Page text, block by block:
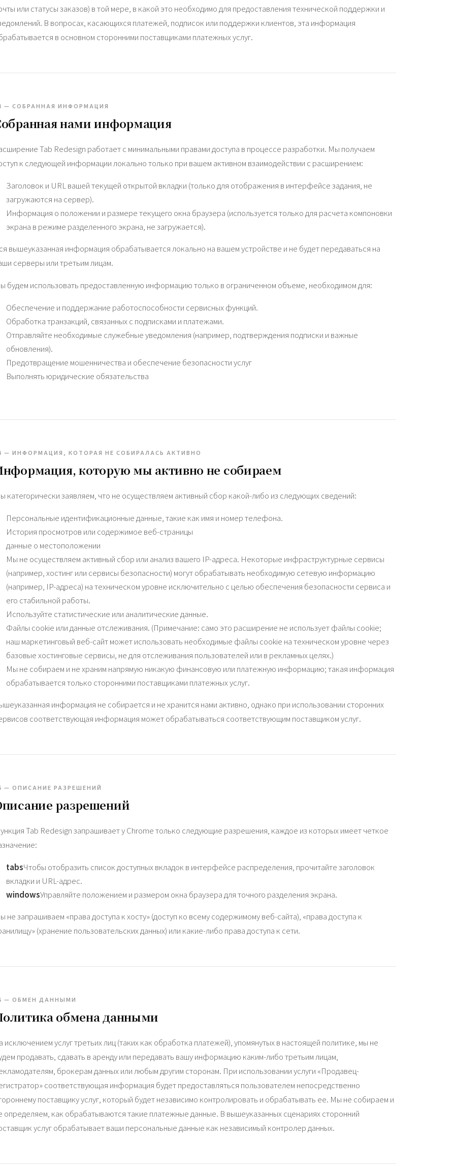
или статусы заказов) в той мере, в какой это необходимо для предоставления технической поддержки и
В вопросах, касающихся платежей, подписок или поддержки клиентов, эта информация
в основном сторонними поставщиками платежных услуг.
— СОБРАННАЯ ИНФОРМАЦИЯ
нами информация
Tab Redesign работает с минимальными правами доступа в процессе разработки. Мы получаем
к следующей информации локально только при вашем активном взаимодействии с расширением:
Заголовок и URL вашей текущей открытой вкладки (только для отображения в интерфейсе задания, не
загружаются на сервер).
Информация о положении и размере текущего окна браузера (используется только для расчета компоновки
экрана в режиме разделенного экрана, не загружается).
вышеуказанная информация обрабатывается локально на вашем устройстве и не будет передаваться на
серверы или третьим лицам.
будем использовать предоставленную информацию только в ограниченном объеме, необходимом для:
Обеспечение и поддержание работоспособности сервисных функций.
Обработка транзакций, связанных с подписками и платежами.
Отправляйте необходимые служебные уведомления (например, подтверждения подписки и важные
обновления).
Предотвращение мошенничества и обеспечение безопасности услуг
Выполнять юридические обязательства
— ИНФОРМАЦИЯ, КОТОРАЯ НЕ СОБИРАЛАСЬ АКТИВНО
которую мы активно не собираем
категорически заявляем, что не осуществляем активный сбор какой-либо из следующих сведений:
Персональные идентификационные данные, такие как имя и номер телефона.
История просмотров или содержимое веб-страницы
данные о местоположении
Мы не осуществляем активный сбор или анализ вашего IP-адреса. Некоторые инфраструктурные сервисы
(например, хостинг или сервисы безопасности) могут обрабатывать необходимую сетевую информацию
(например, IP-адреса) на техническом уровне исключительно с целью обеспечения безопасности сервиса и
его стабильной работы.
Используйте статистические или аналитические данные.
Файлы cookie или данные отслеживания. (Примечание: само это расширение не использует файлы cookie;
наш маркетинговый веб-сайт может использовать необходимые файлы cookie на техническом уровне через
базовые хостинговые сервисы, не для отслеживания пользователей или в рекламных целях.)
Мы не собираем и не храним напрямую никакую финансовую или платежную информацию; такая информация
обрабатывается только сторонними поставщиками платежных услуг.
информация не собирается и не хранится нами активно, однако при использовании сторонних
соответствующая информация может обрабатываться соответствующим поставщиком услуг.
— ОПИСАНИЕ РАЗРЕШЕНИЙ
разрешений
Tab Redesign запрашивает у Chrome только следующие разрешения, каждое из которых имеет четкое
tabsЧтобы отобразить список доступных вкладок в интерфейсе распределения, прочитайте заголовок
вкладки и URL-адрес.
windowsУправляйте положением и размером окна браузера для точного разделения экрана.
не запрашиваем «права доступа к хосту» (доступ ко всему содержимому веб-сайта), «права доступа к
(хранение пользовательских данных) или какие-либо права доступа к сети.
— ОБМЕН ДАННЫМИ
обмена данными
исключением услуг третьих лиц (таких как обработка платежей), упомянутых в настоящей политике, мы не
продавать, сдавать в аренду или передавать вашу информацию каким-либо третьим лицам,
брокерам данных или любым другим сторонам. При использовании услуги «Продавец-
соответствующая информация будет предоставляться пользователем непосредственно
поставщику услуг, который будет независимо контролировать и обрабатывать ее. Мы не собираем и
определяем, как обрабатываются такие платежные данные. В вышеуказанных сценариях сторонний
услуг обрабатывает ваши персональные данные как независимый контролер данных.